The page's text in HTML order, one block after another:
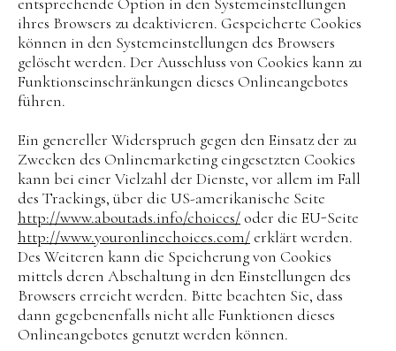
ihres Browsers zu deaktivieren. Gespeicherte Cookies
können in den Systemeinstellungen des Browsers
gelöscht werden. Der Ausschluss von Cookies kann zu
Funktionseinschränkungen dieses Onlineangebotes
führen.
Ein genereller Widerspruch gegen den Einsatz der zu
Zwecken des Onlinemarketing eingesetzten Cookies
kann bei einer Vielzahl der Dienste, vor allem im Fall
des Trackings, über die US-amerikanische Seite
http://www.aboutads.info/choices/ oder die EU-Seite
http://www.youronlinechoices.com/ erklärt werden.
Des Weiteren kann die Speicherung von Cookies
mittels deren Abschaltung in den Einstellungen des
Browsers erreicht werden. Bitte beachten Sie, dass
dann gegebenenfalls nicht alle Funktionen dieses
Onlineangebotes genutzt werden können.